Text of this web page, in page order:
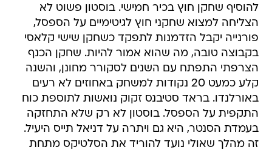
להוסיף שחקן חוץ בכיר חמישי. בוסטון פשוט לא
הצליחה למצוא שחקני חוץ לגיטימיים על הספסל,
פורנייה יקבל הזדמנות לתפקד כשחקן שישי קלאסי
בקבוצה טובה, מה שהוא אמור להיות. שחקן הכנף
הצרפתי התפתח עם השנים לסקורר מחונן, והשנה
קלע כמעט 20 נקודות למשחק באחוזים לא רעים
באורלנדו. בראד סטיבנס זקוק נואשות לתוספת כוח
התקפית על הספסל. בוסטון לא רק שלא התחזקה
בעמדת הסנטר, היא גם ויתרה על דניאל תייס היעיל.
זה מהלך שאולי נועד להוריד את הסלטיקס מתחת